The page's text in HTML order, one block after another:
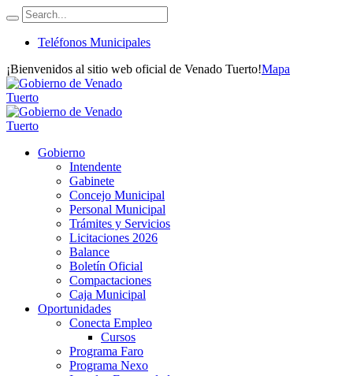
Teléfonos Municipales
¡Bienvenidos al sitio web oficial de Venado Tuerto!Mapa
Gobierno
Intendente
Gabinete
Concejo Municipal
Personal Municipal
Trámites y Servicios
Licitaciones 2026
Balance
Boletín Oficial
Compactaciones
Caja Municipal
Oportunidades
Conecta Empleo
Cursos
Programa Faro
Programa Nexo